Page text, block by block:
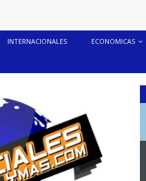
INTERNACIONALES ECONOMICAS